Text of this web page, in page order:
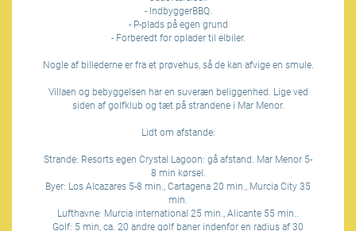
- IndbyggerBBQ.
- P-plads på egen grund
- Forberedt for oplader til elbiler.
Nogle af billederne er fra et prøvehus, så de kan afvige en smule.
Villaen og bebyggelsen har en suveræn beliggenhed. Lige ved
siden af golfklub og tæt på strandene i Mar Menor.
Lidt om afstande:
Strande: Resorts egen Crystal Lagoon: gå afstand. Mar Menor 5-
8 min kørsel.
Byer: Los Alcazares 5-8 min., Cartagena 20 min., Murcia City 35
min.
Lufthavne: Murcia international 25 min., Alicante 55 min..
Golf: 5 min, ca. 20 andre golf baner indenfor en radius af 30